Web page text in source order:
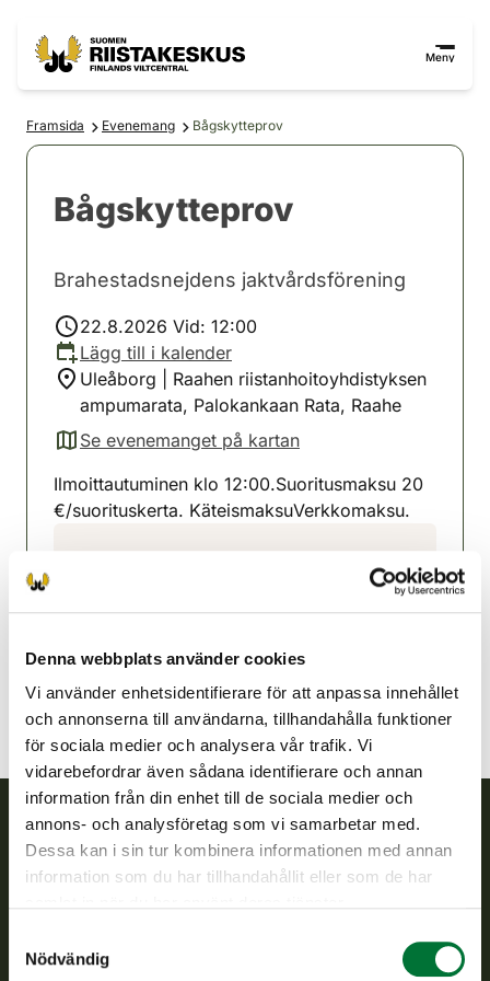
Denna webbplats använder cookies
Vi använder enhetsidentifierare för att anpassa innehållet
och annonserna till användarna, tillhandahålla funktioner
för sociala medier och analysera vår trafik. Vi
vidarebefordrar även sådana identifierare och annan
information från din enhet till de sociala medier och
annons- och analysföretag som vi samarbetar med.
Dessa kan i sin tur kombinera informationen med annan
information som du har tillhandahållit eller som de har
Nödvändig
Meny
Framsida Evenemang Bågskytteprov
Bågskytteprov
Brahestadsnejdens jaktvårdsförening
22.8.2026 Vid: 12:00
Lägg till i kalender
Uleåborg | Raahen riistanhoitoyhdistyksen
ampumarata, Palokankaan Rata, Raahe
Se evenemanget på kartan
(avautuu uuteen välilehteen)
Ilmoittautuminen klo 12:00.Suoritusmaksu 20
€/suorituskerta. KäteismaksuVerkkomaksu.
Brahestadsnejdens jaktvårdsförening
0405707419
Finlands viltcentral
verkställs och svarar för de offentliga förvaltningsuppgifter